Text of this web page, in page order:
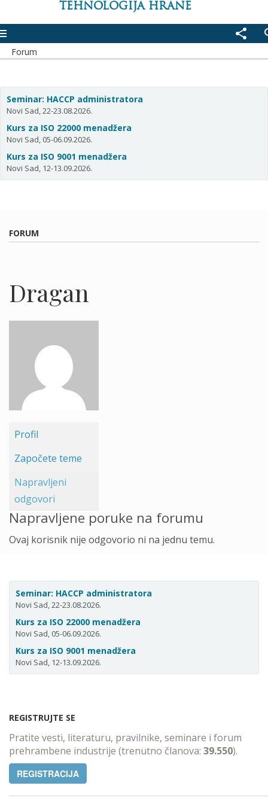
TEHNOLOGIJA HRANE
share
Forum
Seminar: HACCP administratora
Novi Sad, 22-23.08.2026.
Kurs za ISO 22000 menadžera
Novi Sad, 05-06.09.2026.
Kurs za ISO 9001 menadžera
Novi Sad, 12-13.09.2026.
FORUM
Dragan
Profil
Započete teme
Napravljeni
odgovori
Napravljene poruke na forumu
Ovaj korisnik nije odgovorio ni na jednu temu.
Seminar: HACCP administratora
Novi Sad, 22-23.08.2026.
Kurs za ISO 22000 menadžera
Novi Sad, 05-06.09.2026.
Kurs za ISO 9001 menadžera
Novi Sad, 12-13.09.2026.
REGISTRUJTE SE
Pratite vesti, literaturu, pravilnike, seminare i forum
prehrambene industrije (trenutno članova: 39.550).
REGISTRACIJA